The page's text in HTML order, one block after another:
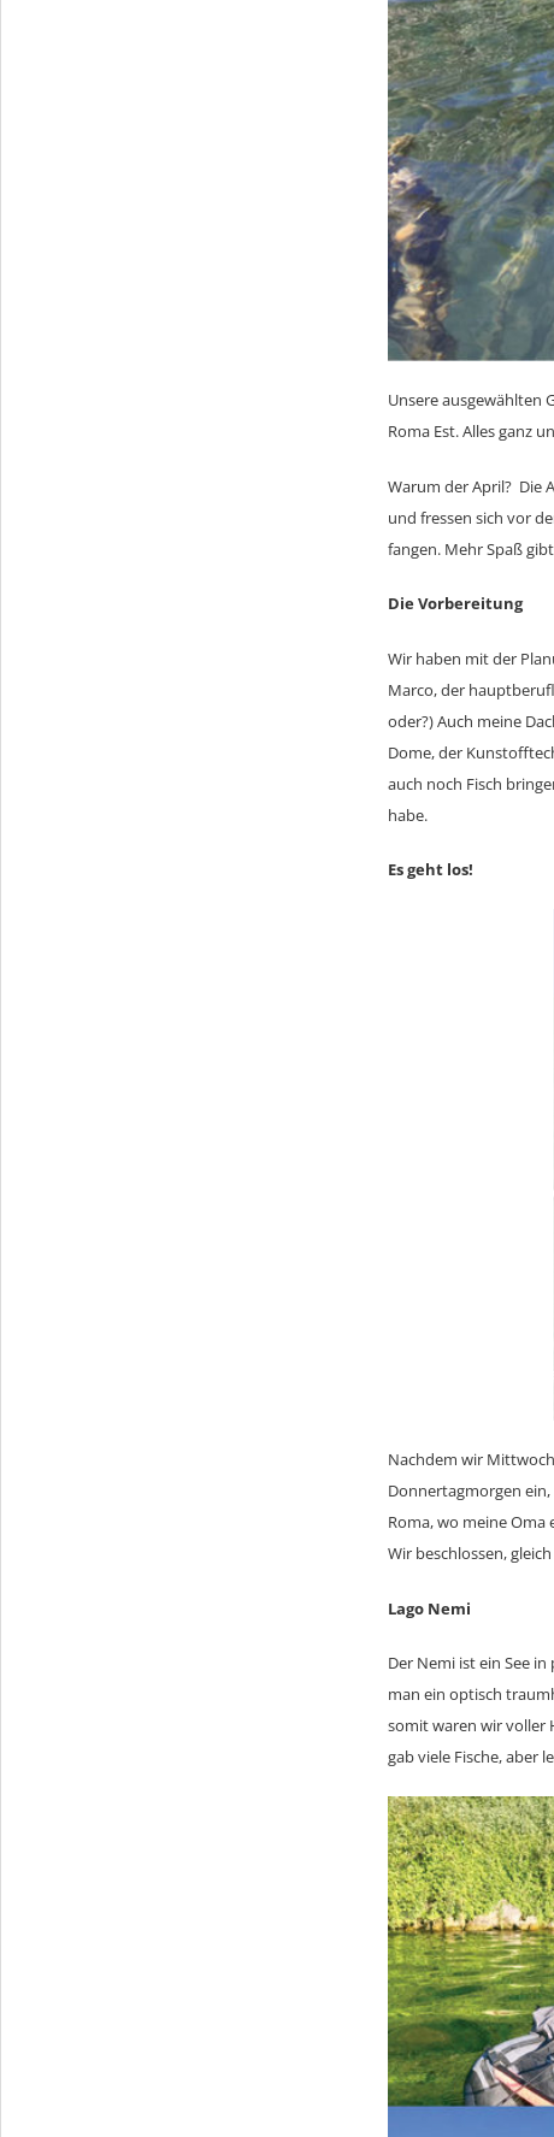
Unsere ausgewählten
Roma Est. Alles ganz
Warum der April? Die
und fressen sich vor
fangen. Mehr Spaß
Die Vorbereitung
Wir haben mit der
Marco, der
oder?) Auch meine
Dome, der
auch noch Fisch
habe.
Es geht los!
Nachdem wir
Donnertagmorgen
Roma, wo meine
Wir beschlossen,
Lago Nemi
Der Nemi ist ein See
man ein optisch
somit waren wir voller
gab viele Fische, aber